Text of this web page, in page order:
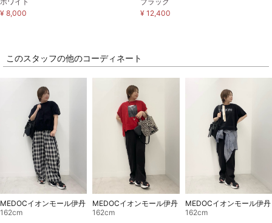
¥ 8,000
¥ 12,400
このスタッフの他のコーディネート
MEDOCイオンモール伊丹
162cm
MEDOCイオンモール伊丹
162cm
MEDOCイオンモール伊丹
162cm